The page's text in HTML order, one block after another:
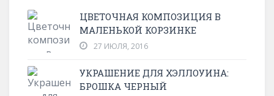
ЦВЕТОЧНАЯ КОМПОЗИЦИЯ В
МАЛЕНЬКОЙ КОРЗИНКЕ
27 ИЮЛЯ, 2016
УКРАШЕНИЕ ДЛЯ ХЭЛЛОУИНА:
БРОШКА ЧЕРНЫЙ